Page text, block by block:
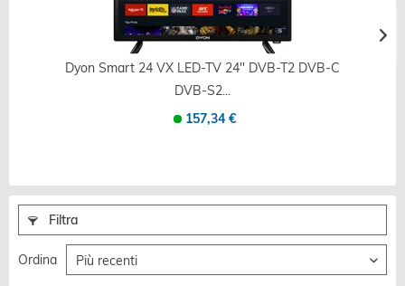
Dyon Smart 24 VX LED-TV 24" DVB-T2 DVB-C
DVB-S2...
157,34 €
Filtra
Ordina